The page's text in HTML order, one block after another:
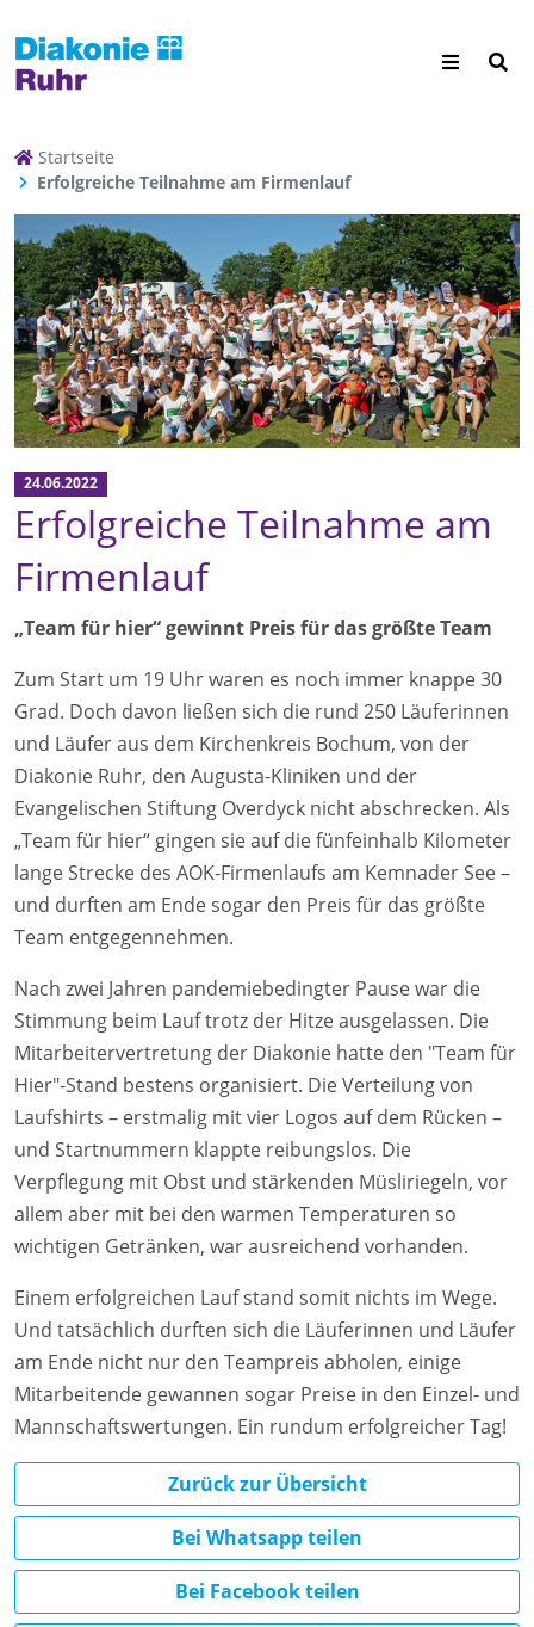
Startseite
Erfolgreiche Teilnahme am Firmenlauf
24.06.2022
Erfolgreiche Teilnahme am
Firmenlauf
„Team für hier“ gewinnt Preis für das größte Team
Zum Start um 19 Uhr waren es noch immer knappe 30
Grad. Doch davon ließen sich die rund 250 Läuferinnen
und Läufer aus dem Kirchenkreis Bochum, von der
Diakonie Ruhr, den Augusta-Kliniken und der
Evangelischen Stiftung Overdyck nicht abschrecken. Als
„Team für hier“ gingen sie auf die fünfeinhalb Kilometer
lange Strecke des AOK-Firmenlaufs am Kemnader See –
und durften am Ende sogar den Preis für das größte
Team entgegennehmen.
Nach zwei Jahren pandemiebedingter Pause war die
Stimmung beim Lauf trotz der Hitze ausgelassen. Die
Mitarbeitervertretung der Diakonie hatte den "Team für
Hier"-Stand bestens organisiert. Die Verteilung von
Laufshirts – erstmalig mit vier Logos auf dem Rücken –
und Startnummern klappte reibungslos. Die
Verpflegung mit Obst und stärkenden Müsliriegeln, vor
allem aber mit bei den warmen Temperaturen so
wichtigen Getränken, war ausreichend vorhanden.
Einem erfolgreichen Lauf stand somit nichts im Wege.
Und tatsächlich durften sich die Läuferinnen und Läufer
am Ende nicht nur den Teampreis abholen, einige
Mitarbeitende gewannen sogar Preise in den Einzel- und
Mannschaftswertungen. Ein rundum erfolgreicher Tag!
Zurück zur Übersicht
Bei Whatsapp teilen
Bei Facebook teilen